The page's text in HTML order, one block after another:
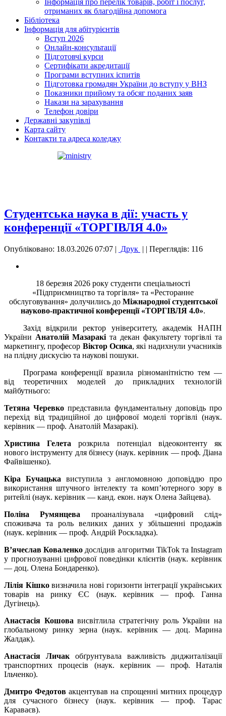
Інформація про перелік товарів, робіт і послуг,
отриманих як благодійна допомога
Бібліотека
Інформація для абітурієнтів
Вступ 2026
Онлайн-консультації
Підготовчі курси
Сертифікати акредитації
Програми вступних іспитів
Підготовка громадян України до вступу у ВНЗ
Показники прийому та обсяг поданих заяв
Накази на зарахування
Телефон довіри
Державні закупівлі
Карта сайту
Контакти та адреса коледжу
Студентська наука в дії: участь у
конференції «ТОРГІВЛЯ 4.0»
Опубліковано: 18.03.2026 07:07 | Друк | | Переглядів: 116
18 березня 2026 року студенти спеціальності
«Підприємництво та торгівля» та «Ресторанне
обслуговування» долучились до Міжнародної студентської
науково-практичної конференції «ТОРГІВЛЯ 4.0».
Захід відкрили ректор університету, академік НАПН
України Анатолій Мазаракі та декан факультету торгівлі та
маркетингу, професор Віктор Осика, які надихнули учасників
на плідну дискусію та наукові пошуки.
Програма конференції вразила різноманітністю тем —
від теоретичних моделей до прикладних технологій
майбутнього:
Тетяна Черевко представила фундаментальну доповідь про
перехід від традиційної до цифрової моделі торгівлі (наук.
керівник — проф. Анатолій Мазаракі).
Христина Гелета розкрила потенціал відеоконтенту як
нового інструменту для бізнесу (наук. керівник — проф. Діана
Файвішенко).
Кіра Бучацька виступила з англомовною доповіддю про
використання штучного інтелекту та комп’ютерного зору в
ритейлі (наук. керівник — канд. екон. наук Олена Зайцева).
Поліна Румянцева проаналізувала «цифровий слід»
споживача та роль великих даних у збільшенні продажів
(наук. керівник — проф. Андрій Роскладка).
В’ячеслав Коваленко дослідив алгоритми TikTok та Instagram
у прогнозуванні цифрової поведінки клієнтів (наук. керівник
— доц. Олена Бондаренко).
Лілія Кішковизначила нові горизонти інтеграції українських
товарів на ринку ЄС (наук. керівник — проф. Ганна
Дугінець).
Анастасія Кошова висвітлила стратегічну роль України на
глобальному ринку зерна (наук. керівник — доц. Марина
Жалдак).
Анастасія Личак обґрунтувала важливість диджиталізації
транспортних процесів (наук. керівник — проф. Наталія
Ільченко).
Дмитро Федотов акцентував на спрощенні митних процедур
для сучасного бізнесу (наук. керівник — проф. Тарас
Караваєв).